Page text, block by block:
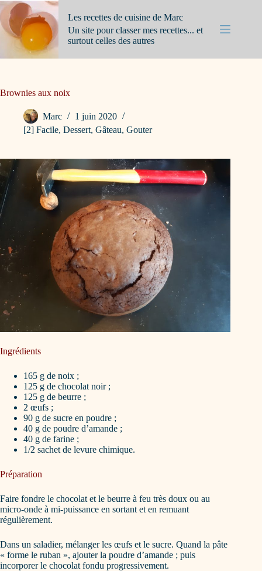
Passer
au
contenu
Les recettes de cuisine de Marc
Un site pour classer mes recettes... et
surtout celles des autres
Brownies aux noix
Marc
1 juin 2020
[2] Facile, Dessert, Gâteau, Gouter
Ingrédients
165 g de noix ;
125 g de chocolat noir ;
125 g de beurre ;
2 œufs ;
90 g de sucre en poudre ;
40 g de poudre d’amande ;
40 g de farine ;
1/2 sachet de levure chimique.
Préparation
Faire fondre le chocolat et le beurre à feu très doux ou au
micro-onde à mi-puissance en sortant et en remuant
régulièrement.
Dans un saladier, mélanger les œufs et le sucre. Quand la pâte
« forme le ruban », ajouter la poudre d’amande ; puis
incorporer le chocolat fondu progressivement.